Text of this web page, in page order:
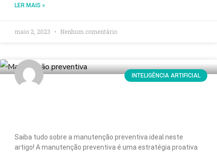
LER MAIS »
maio 2, 2023 Nenhum comentário
INTELIGÊNCIA ARTIFICIAL
Saiba tudo sobre a manutenção preventiva ideal neste
artigo! A manutenção preventiva é uma estratégia proativa